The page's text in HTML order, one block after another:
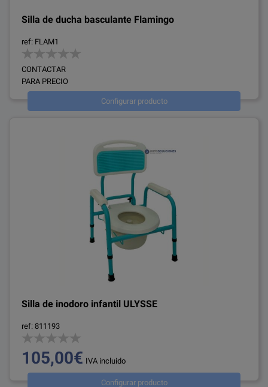
Silla de ducha basculante Flamingo
ref: FLAM1
CONTACTAR
PARA PRECIO
Configurar producto
Silla de inodoro infantil ULYSSE
ref: 811193
105,00€ IVA incluido
Configurar producto